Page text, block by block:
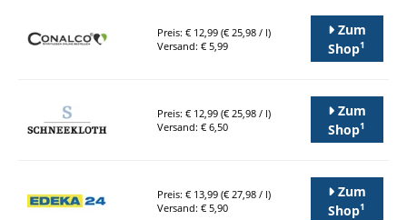
Preis: € 12,99 (€ 25,98 / l)
Versand: € 5,99
Zum
Shop1
Preis: € 12,99 (€ 25,98 / l)
Versand: € 6,50
Zum
Shop1
Preis: € 13,99 (€ 27,98 / l)
Versand: € 5,90
Zum
Shop1